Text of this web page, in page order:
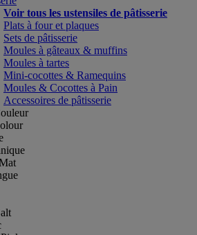
Voir tous les ustensiles de pâtisserie
Plats à four et plaques
Sets de pâtisserie
Moules à gâteaux & muffins
Moules à tartes
Mini-cocottes & Ramequins
Moules & Cocottes à Pain
Accessoires de pâtisserie